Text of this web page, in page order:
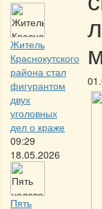
Житель
Краснокутского
района стал
фигурантом
двух
уголовных
дел о краже
09:29
18.05.2026
Пять